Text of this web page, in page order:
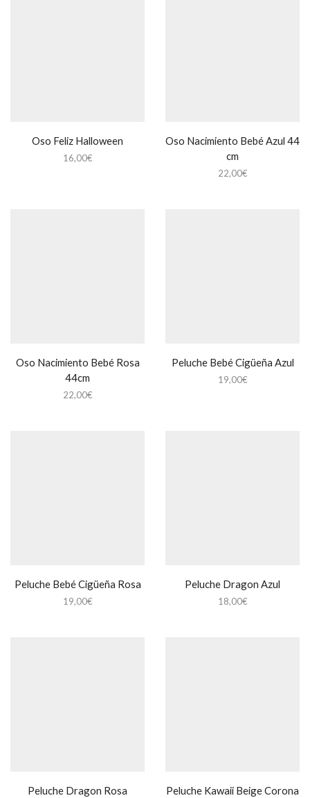
Oso Feliz Halloween
16,00€
Oso Nacimiento Bebé Azul 44
cm
22,00€
Oso Nacimiento Bebé Rosa
44cm
22,00€
Peluche Bebé Cigüeña Azul
19,00€
Peluche Bebé Cigüeña Rosa
19,00€
Peluche Dragon Azul
18,00€
Peluche Dragon Rosa Peluche Kawaii Beige Corona